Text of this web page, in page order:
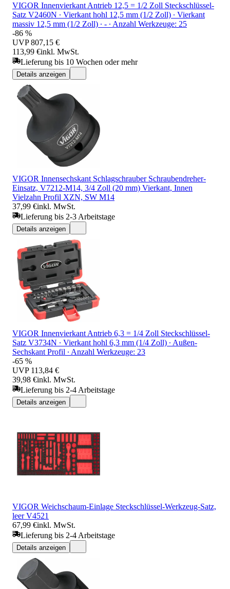
VIGOR Innenvierkant Antrieb 12,5 = 1/2 Zoll Steckschlüssel-
Satz V2460N ∙ Vierkant hohl 12,5 mm (1/2 Zoll) ∙ Vierkant
massiv 12,5 mm (1/2 Zoll) ∙ - ∙ Anzahl Werkzeuge: 25
-86 %
UVP 807,15 €
113,99 €inkl. MwSt.
Lieferung bis 10 Wochen oder mehr
Details anzeigen
VIGOR Innensechskant Schlagschrauber Schraubendreher-
Einsatz, V7212-M14, 3/4 Zoll (20 mm) Vierkant, Innen
Vielzahn Profil XZN, SW M14
37,99 €inkl. MwSt.
Lieferung bis 2-3 Arbeitstage
Details anzeigen
VIGOR Innenvierkant Antrieb 6,3 = 1/4 Zoll Steckschlüssel-
Satz V3734N ∙ Vierkant hohl 6,3 mm (1/4 Zoll) ∙ Außen-
Sechskant Profil ∙ Anzahl Werkzeuge: 23
-65 %
UVP 113,84 €
39,98 €inkl. MwSt.
Lieferung bis 2-4 Arbeitstage
Details anzeigen
VIGOR Weichschaum-Einlage Steckschlüssel-Werkzeug-Satz,
leer V4521
67,99 €inkl. MwSt.
Lieferung bis 2-4 Arbeitstage
Details anzeigen